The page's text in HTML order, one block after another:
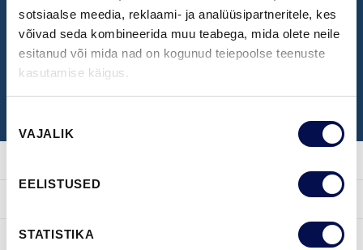
sotsiaalse meedia, reklaami- ja analüüsipartneritele, kes
võivad seda kombineerida muu teabega, mida olete neile
esitanud või mida nad on kogunud teiepoolse teenuste
kasutamise käigus.
valik
VAJALIK
EELISTUSED
STATISTIKA
INSPIRATSIOON
BRONEERI KÜLASTUS